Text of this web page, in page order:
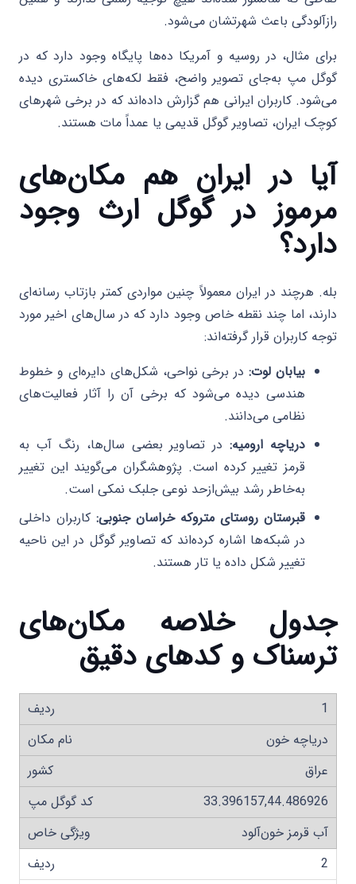
رازآلودگی باعث شهرتشان می‌شود.
برای مثال، در روسیه و آمریکا ده‌ها پایگاه وجود دارد که در
گوگل مپ به‌جای تصویر واضح، فقط لکه‌های خاکستری دیده
می‌شود. کاربران ایرانی هم گزارش داده‌اند که در برخی شهرهای
کوچک ایران، تصاویر گوگل قدیمی یا عمداً مات هستند.
آیا در ایران هم مکان‌های
مرموز در گوگل ارث وجود
دارد؟
بله. هرچند در ایران معمولاً چنین مواردی کمتر بازتاب رسانه‌ای
دارند، اما چند نقطه خاص وجود دارد که در سال‌های اخیر مورد
توجه کاربران قرار گرفته‌اند:
بیابان لوت: در برخی نواحی، شکل‌های دایره‌ای و خطوط
هندسی دیده می‌شود که برخی آن را آثار فعالیت‌های
نظامی می‌دانند.
دریاچه ارومیه: در تصاویر بعضی سال‌ها، رنگ آب به
قرمز تغییر کرده است. پژوهشگران می‌گویند این تغییر
به‌خاطر رشد بیش‌ازحد نوعی جلبک نمکی است.
قبرستان روستای متروکه خراسان جنوبی: کاربران داخلی
در شبکه‌ها اشاره کرده‌اند که تصاویر گوگل در این ناحیه
تغییر شکل داده یا تار هستند.
جدول خلاصه مکان‌های
ترسناک و کدهای دقیق
1
دریاچه خون
عراق
33.396157,44.486926
آب قرمز خون‌آلود
2